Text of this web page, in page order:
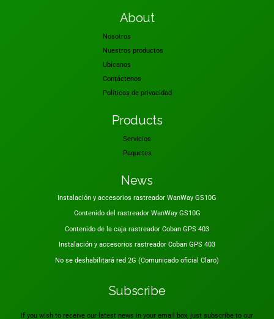
About
Nosotros
Nuestros productos
Ubícanos
Contáctenos
Políticas de privacidad
Products
Servicios
Paquetes
News
Instalación y accesorios rastreador WanWay GS10G
Contenido del rastreador WanWay GS10G
Contenido de la caja rastreador Coban GPS 403
Instalación y accesorios rastreador Coban GPS 403
No se deshabilitará red 2G (Comunicado oficial Claro)
Subscribe
If you wish to receive our latest news in your email box, just subscribe to our